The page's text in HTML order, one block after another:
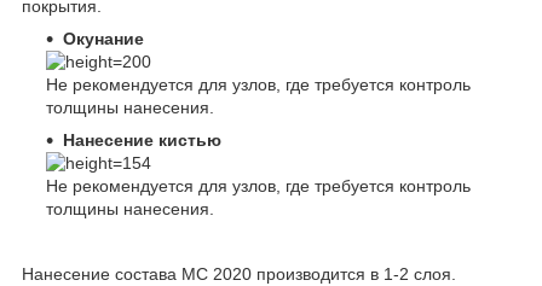
покрытия.
Окунание
Не рекомендуется для узлов, где требуется контроль
толщины нанесения.
Нанесение кистью
Не рекомендуется для узлов, где требуется контроль
толщины нанесения.
Нанесение состава МС 2020 производится в 1-2 слоя.